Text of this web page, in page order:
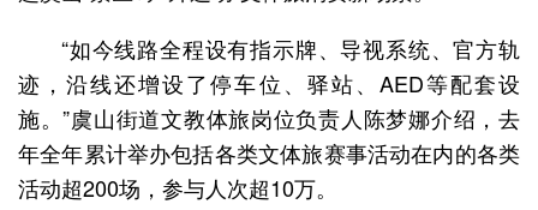
“如今线路全程设有指示牌、导视系统、官方轨
迹，沿线还增设了停车位、驿站、AED等配套设
施。”虞山街道文教体旅岗位负责人陈梦娜介绍，去
年全年累计举办包括各类文体旅赛事活动在内的各类
活动超200场，参与人次超10万。